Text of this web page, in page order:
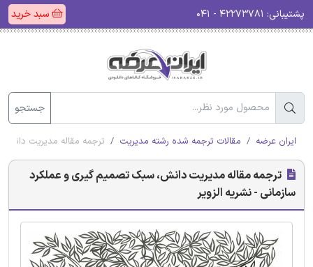
پشتیبانی: سبد خرید
جستجو
ایران عرضه مقالات ترجمه شده رشته مدیریت ترجمه مقاله مدیریت
ترجمه مقاله مدیریت دانش، سبک تصمیم گیری و عملکرد
سازمانی - نشریه الزویر